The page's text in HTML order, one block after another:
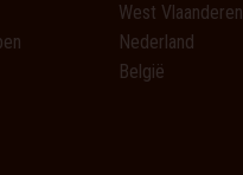
West Vlaanderen
Nederland
België